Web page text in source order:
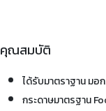
คุณสมบัติ
ได้รับมาตราฐาน มอ
กระดาษมาตรฐาน